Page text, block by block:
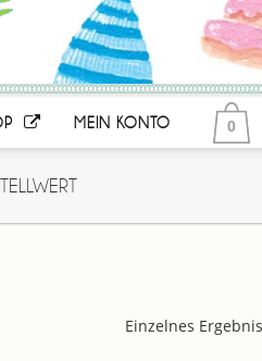
MEIN KONTO 0
Einzelnes